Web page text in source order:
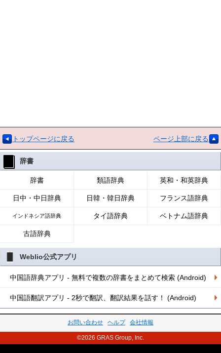
トップページに戻る ページ上部に戻る
辞書
辞書 類語辞典 英和・和英辞典
日中・中日辞典 日韓・韓日辞典 フランス語辞典
インドネシア語辞典 タイ語辞典 ベトナム語辞典
古語辞典
Weblio公式アプリ
中国語辞典アプリ - 無料で複数の辞書をまとめて検索 (Android)
中国語翻訳アプリ - 2秒で翻訳、翻訳結果を話す！ (Android)
お問い合わせ ヘルプ 会社情報
©2026 GRAS Group, Inc.